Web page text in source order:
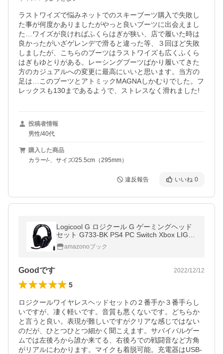
ラストワイズで悩みネットでのスキーブーツ購入で失敗し
た事が何度かありましたがやっと良いブーツに出会えまし
た…ワイズが良ければふくらはぎが狭い、店で履いた時は
良かったがいざゲレンデで滑ると違った等、３回ほど失敗
しましたが、こちらのブーツはラストワイズも広くふくら
はぎもゆとりがある。レーシングブーツばかり履いてきた
方のカジュアルへの変更に最高にいいと思います。当方の
足は…このブーツとアトミックMAGNAしかむりでした。フ
レックスも130まであるようで、ストレスなく滑れました!
投稿者情報
男性/40代
購入した商品
カラー/-、サイズ/25.5cm（295mm）
違反報告 いいね 0
Logicool G ロジクール G ゲーミングヘッド
セット G733-BK PS4 PC Switch Xbox LIGH
TSPEED ワ
amazonoブック
Goodです 2022/12/12
5
ロジクールワイヤレスヘッドセットの２番手か３番手らし
いですが、凄く軽いです。音質も悪くないです。どちらか
と言うと良い。表現が難しいですがクリアな感じではない
のだが、ひとつひとつ細かく聞こえます。サバイバルゲー
ムでは左後ろから誰か来てる、右後ろでの戦闘音など方角
がリアルにわかります。マイクも着脱可能。充電器はUSB-